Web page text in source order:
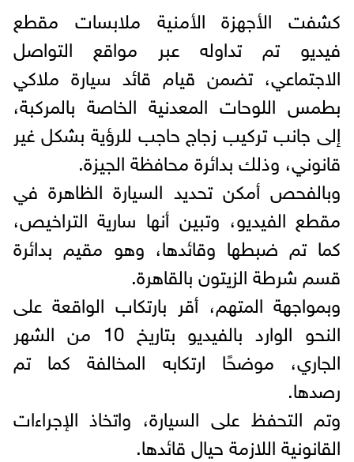
كشفت الأجهزة الأمنية ملابسات مقطع
فيديو تم تداوله عبر مواقع التواصل
الاجتماعي، تضمن قيام قائد سيارة ملاكي
بطمس اللوحات المعدنية الخاصة بالمركبة،
إلى جانب تركيب زجاج حاجب للرؤية بشكل غير
قانوني، وذلك بدائرة محافظة الجيزة.
وبالفحص أمكن تحديد السيارة الظاهرة في
مقطع الفيديو، وتبين أنها سارية التراخيص،
كما تم ضبطها وقائدها، وهو مقيم بدائرة
قسم شرطة الزيتون بالقاهرة.
وبمواجهة المتهم، أقر بارتكاب الواقعة على
النحو الوارد بالفيديو بتاريخ 10 من الشهر
الجاري، موضحًا ارتكابه المخالفة كما تم
رصدها.
وتم التحفظ على السيارة، واتخاذ الإجراءات
القانونية اللازمة حيال قائدها.